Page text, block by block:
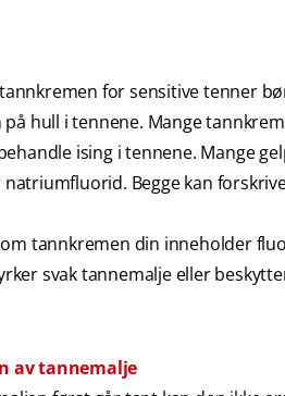
for sensitive tenner
hull i tennene. Mange
ising i tennene. Mange
Begge kan
tannkremen din inneholder
svak tannemalje eller
av tannemalje